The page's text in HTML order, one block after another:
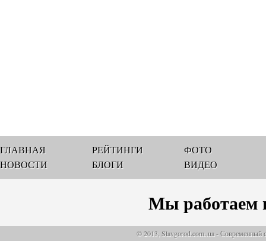
ГЛАВНАЯ
НОВОСТИ
РЕЙТИНГИ
БЛОГИ
ФОТО
ВИДЕО
Мы работаем
© 2013, Slavgorod.com..ua - Современный